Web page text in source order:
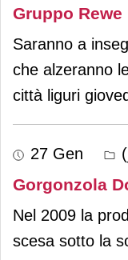
Gruppo Rewe
Saranno a
che alzeranno
città liguri
27 Gen
Gorgonzola
Nel 2009 la
scesa sotto la